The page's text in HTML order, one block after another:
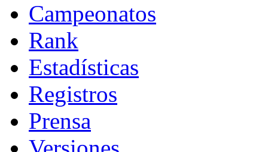
Campeonatos
Rank
Estadísticas
Registros
Prensa